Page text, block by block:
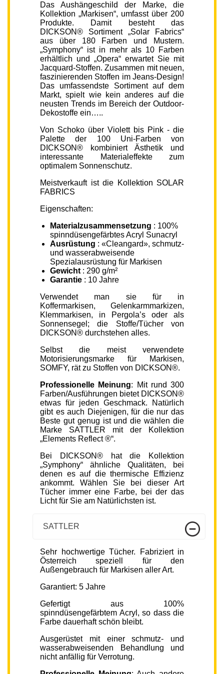
Das Aushängeschild der Marke, die
Kollektion „Markisen“, umfasst über 200
Produkte. Damit besteht das
DICKSON® Sortiment „Solar Fabrics“
aus über 180 Farben und Mustern.
„Symphony“ ist in mehr als 10 Farben
erhältlich und „Opera“ erwartet Sie mit
Jacquard-Stoffen. Zusammen mit neuen,
faszinierenden Stoffen im Jeans-Design!
Das umfassendste Sortiment auf dem
Markt, spielt wie kein anderes auf die
neusten Trends im Bereich der Outdoor-
Dekostoffe ein…..
Von Schoko über Violett bis Pink - die
Palette der 100 Uni-Farben von
DICKSON® kombiniert Ästhetik und
interessante Materialeffekte zum
optimalem Sonnenschutz.
Meistverkauft ist die Kollektion SOLAR
FABRICS
Eigenschaften:
Materialzusammensetzung : 100%
spinndüsengefärbtes Acryl Sunacryl
Ausrüstung : «Cleangard», schmutz-
und wasserabweisende
Spezialausrüstung für Markisen
Gewicht : 290 g/m²
Garantie : 10 Jahre
Verwendet man sie für in
Koffermarkisen, Gelenkarmmarkizen,
Klemmarkisen, in Pergola’s oder als
Sonnensegel; die Stoffe/Tücher von
DICKSON® durchstehen alles.
Selbst die meist verwendete
Motorisierungsmarke für Markisen,
SOMFY, rät zu Stoffen von DICKSON®.
Professionelle Meinung: Mit rund 300
Farben/Ausführungen bietet DICKSON®
etwas für jeden Geschmack. Natürlich
gibt es auch Diejenigen, für die nur das
Beste gut genug ist und die wählen die
Marke SATTLER mit der Kollektion
„Elements Reflect ®“.
Bei DICKSON® hat die Kollektion
„Symphony“ ähnliche Qualitäten, bei
denen es auf die thermische Effizienz
ankommt. Wählen Sie bei dieser Art
Tücher immer eine Farbe, bei der das
Licht für Sie am Natürlichsten ist.
SATTLER
Sehr hochwertige Tücher. Fabriziert in
Österreich speziell für den
Außengebrauch für Markisen aller Art.
Garantiert: 5 Jahre
Gefertigt aus 100%
spinndüsengefärbtem Acryl, so dass die
Farbe dauerhaft schön bleibt.
Ausgerüstet mit einer schmutz- und
wasserabweisenden Behandlung und
nicht anfällig für Verrotung.